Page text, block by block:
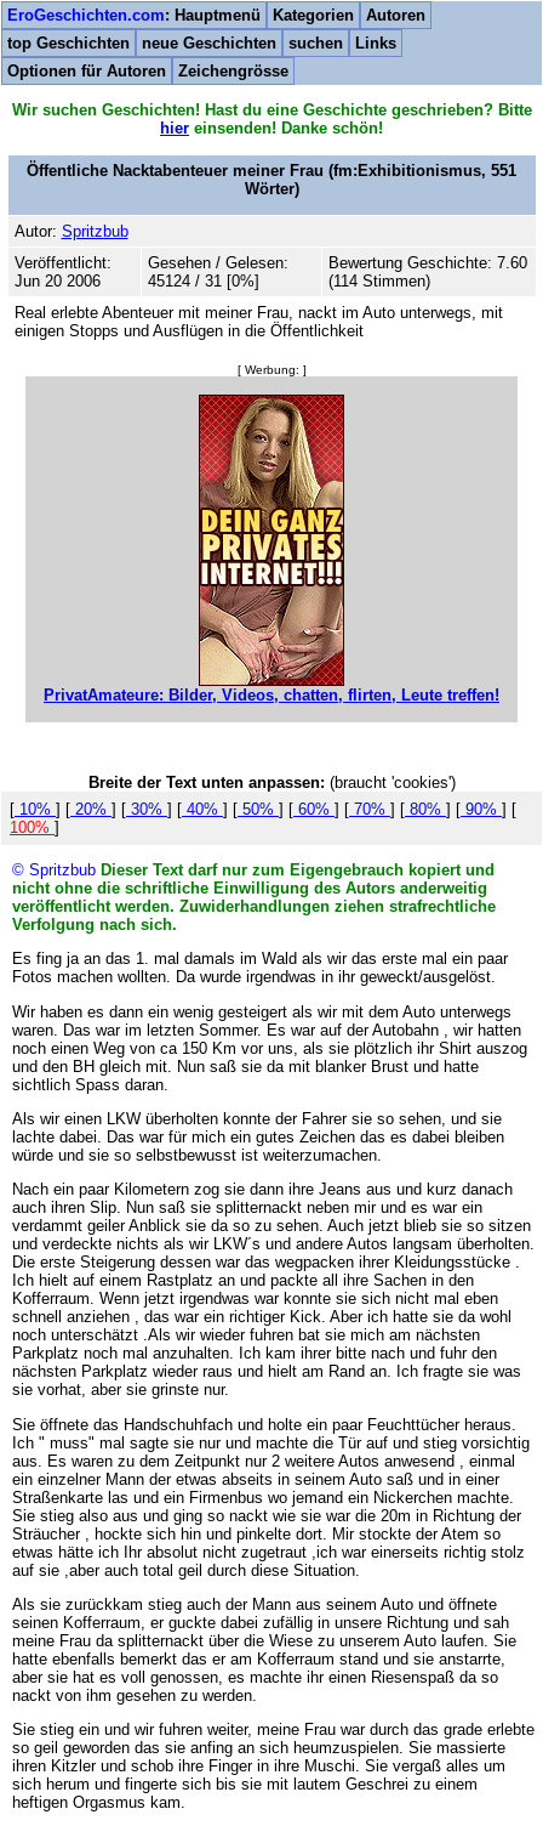
EroGeschichten.com: Hauptmenü Kategorien
Autoren
top Geschichten
neue Geschichten suchen
Links
Optionen für Autoren
Zeichengrösse
Wir suchen Geschichten! Hast du eine Geschichte geschrieben? Bitte
hier einsenden! Danke schön!
Öffentliche Nacktabenteuer meiner Frau (fm:Exhibitionismus, 551
Wörter)
Autor: Spritzbub
Veröffentlicht:
Jun 20 2006
Gesehen / Gelesen:
45124 / 31 [0%]
Bewertung Geschichte: 7.60
(114 Stimmen)
Real erlebte Abenteuer mit meiner Frau, nackt im Auto unterwegs, mit
einigen Stopps und Ausflügen in die Öffentlichkeit
[ Werbung: ]
PrivatAmateure: Bilder, Videos, chatten, flirten, Leute treffen!
Breite der Text unten anpassen: (braucht 'cookies')
[ 10% ] [ 20% ] [ 30% ] [ 40% ] [ 50% ] [ 60% ] [ 70% ] [ 80% ] [ 90% ] [
100% ]
© Spritzbub Dieser Text darf nur zum Eigengebrauch kopiert und
nicht ohne die schriftliche Einwilligung des Autors anderweitig
veröffentlicht werden. Zuwiderhandlungen ziehen strafrechtliche
Verfolgung nach sich.
Es fing ja an das 1. mal damals im Wald als wir das erste mal ein paar
Fotos machen wollten. Da wurde irgendwas in ihr geweckt/ausgelöst.
Wir haben es dann ein wenig gesteigert als wir mit dem Auto unterwegs
waren. Das war im letzten Sommer. Es war auf der Autobahn , wir hatten
noch einen Weg von ca 150 Km vor uns, als sie plötzlich ihr Shirt auszog
und den BH gleich mit. Nun saß sie da mit blanker Brust und hatte
sichtlich Spass daran.
Als wir einen LKW überholten konnte der Fahrer sie so sehen, und sie
lachte dabei. Das war für mich ein gutes Zeichen das es dabei bleiben
würde und sie so selbstbewusst ist weiterzumachen.
Nach ein paar Kilometern zog sie dann ihre Jeans aus und kurz danach
auch ihren Slip. Nun saß sie splitternackt neben mir und es war ein
verdammt geiler Anblick sie da so zu sehen. Auch jetzt blieb sie so sitzen
und verdeckte nichts als wir LKW´s und andere Autos langsam überholten.
Die erste Steigerung dessen war das wegpacken ihrer Kleidungsstücke .
Ich hielt auf einem Rastplatz an und packte all ihre Sachen in den
Kofferraum. Wenn jetzt irgendwas war konnte sie sich nicht mal eben
schnell anziehen , das war ein richtiger Kick. Aber ich hatte sie da wohl
noch unterschätzt .Als wir wieder fuhren bat sie mich am nächsten
Parkplatz noch mal anzuhalten. Ich kam ihrer bitte nach und fuhr den
nächsten Parkplatz wieder raus und hielt am Rand an. Ich fragte sie was
sie vorhat, aber sie grinste nur.
Sie öffnete das Handschuhfach und holte ein paar Feuchttücher heraus.
Ich " muss" mal sagte sie nur und machte die Tür auf und stieg vorsichtig
aus. Es waren zu dem Zeitpunkt nur 2 weitere Autos anwesend , einmal
ein einzelner Mann der etwas abseits in seinem Auto saß und in einer
Straßenkarte las und ein Firmenbus wo jemand ein Nickerchen machte.
Sie stieg also aus und ging so nackt wie sie war die 20m in Richtung der
Sträucher , hockte sich hin und pinkelte dort. Mir stockte der Atem so
etwas hätte ich Ihr absolut nicht zugetraut ,ich war einerseits richtig stolz
auf sie ,aber auch total geil durch diese Situation.
Als sie zurückkam stieg auch der Mann aus seinem Auto und öffnete
seinen Kofferraum, er guckte dabei zufällig in unsere Richtung und sah
meine Frau da splitternackt über die Wiese zu unserem Auto laufen. Sie
hatte ebenfalls bemerkt das er am Kofferraum stand und sie anstarrte,
aber sie hat es voll genossen, es machte ihr einen Riesenspaß da so
nackt von ihm gesehen zu werden.
Sie stieg ein und wir fuhren weiter, meine Frau war durch das grade erlebte
so geil geworden das sie anfing an sich heumzuspielen. Sie massierte
ihren Kitzler und schob ihre Finger in ihre Muschi. Sie vergaß alles um
sich herum und fingerte sich bis sie mit lautem Geschrei zu einem
heftigen Orgasmus kam.